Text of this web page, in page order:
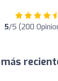
5/5 (200